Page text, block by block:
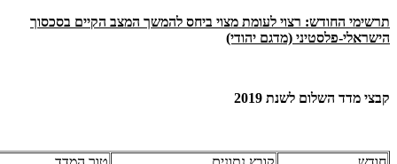
תרשימי החודש: רצוי לעומת מצוי ביחס להמשך המצב הקיים בסכסוך
הישראלי-פלסטיני (מדגם יהודי)​
קבצי מדד השלום לשנת 2019